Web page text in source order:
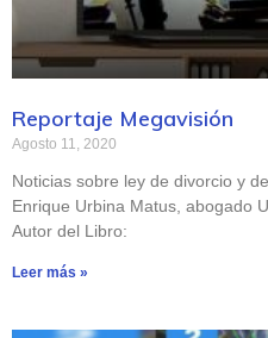
Reportaje Megavisión
Agosto 11, 2020
Noticias sobre ley de divorcio y
Enrique Urbina Matus, abogado
Autor del Libro:
Leer más »